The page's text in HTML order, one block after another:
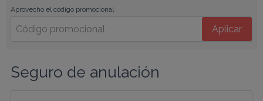
Aprovecho el código promocional
Aplicar
Seguro de anulación